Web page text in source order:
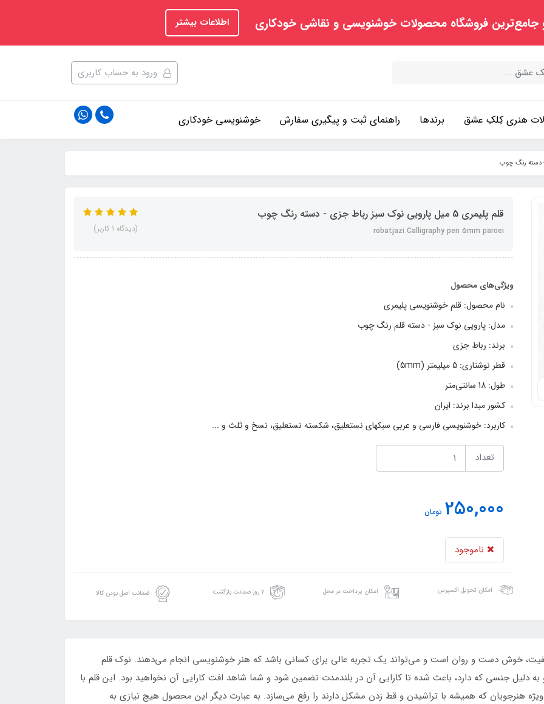
فروشگاه محصولات خوشنویسی و نقاشی خودکاری اطلاعات بیشتر
ورود به حساب کاربری
هنری کِلکِ عشق برندها راهنمای ثبت و پیگیری سفارش خوشنویسی خودکاری
قلم پلیمری 5 میل پارویی نوک سبز رباط جزی - دسته رنگ چوب
robatjazi Calligraphy pen 5mm paroei (دیدگاه 1 کاربر)
ویژگی‌های محصول
نام محصول: قلم خوشنویسی پلیمری
مدل: پارویی نوک سبز - دسته قلم رنگ چوب
برند: رباط‌ جزی
قطر نوشتاری: 5 میلیمتر (5mm)
طول: 18 سانتی‌متر
کشور مبدا برند: ایران
کاربرد: خوشنویسی فارسی و عربی سبکهای نستعلیق، شکسته نستعلیق، نسخ و ثلث و ...
تعداد
250,000 تومان
ناموجود
امکان تحویل اکسپرس امکان پرداخت در محل ۷ روز ضمانت بازگشت ضمانت اصل بودن کالا
خوش دست و روان است و می‌تواند یک تجربه عالی برای کسانی باشد که هنر خوشنویسی انجام می‌دهند. نوک قلم
دلیل جنسی که دارد، باعث شده تا کارایی آن در بلندمدت تضمین شود و شما شاهد افت کارایی آن نخواهید بود. این قلم با
هنرجویان که همیشه با تراشیدن و قط زدن مشکل دارند را رفع می‌سازد. به عبارت دیگر این محصول هیچ نیازی به